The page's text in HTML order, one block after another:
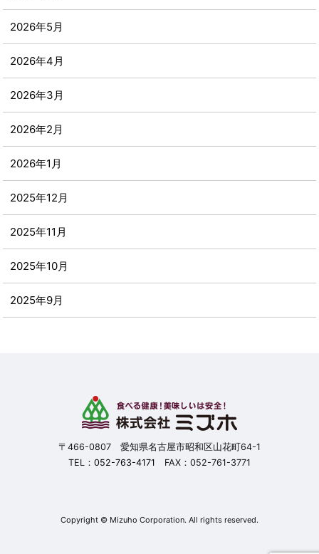
2026年5月
2026年4月
2026年3月
2026年2月
2026年1月
2025年12月
2025年11月
2025年10月
2025年9月
〒466-0807 愛知県名古屋市昭和区山花町64-1
TEL： 052-763-4171 FAX：052-761-3771
Copyright © Mizuho Corporation. All rights reserved.